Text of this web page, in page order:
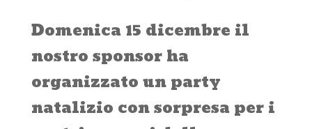
Domenica 15 dicembre il
nostro sponsor ha
organizzato un party
natalizio con sorpresa per i